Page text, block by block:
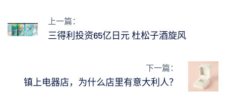
上一篇：
三得利投资65亿日元 杜松子酒旋风
下一篇：
镇上电器店，为什么店里有意大利人？